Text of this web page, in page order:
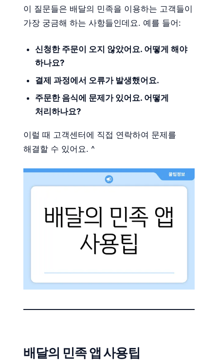
이 질문들은 배달의 민족을 이용하는 고객들이
가장 궁금해 하는 사항들인데요. 예를 들어:
신청한 주문이 오지 않았어요. 어떻게 해야
하나요?
결제 과정에서 오류가 발생했어요.
주문한 음식에 문제가 있어요. 어떻게
처리하나요?
이럴 때 고객센터에 직접 연락하여 문제를
해결할 수 있어요. ^
배달의 민족 앱 사용팁